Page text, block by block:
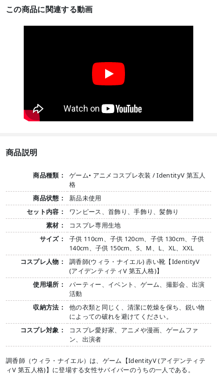
この商品に関連する動画
商品説明
商品種類：
ゲーム• アニメコスプレ衣装 / IdentityV 第五人
格
商品状態：
新品未使用
セット内容：
ワンピース、首飾り、手飾り、髪飾り
素材：
コスプレ専用生地
サイズ：
子供 110cm、子供 120cm、子供 130cm、子供
140cm、子供 150cm、S、M、L、XL、XXL
コスプレ人物：
調香師(ウィラ・ナイエル) 赤い靴【IdentityV
(アイデンティティV 第五人格)】
使用場所：
パーティー、イベント、ゲーム、撮影会、出演
活動
収納方法：
他の衣類と同じく、清潔に乾燥を保ち、鋭い物
によっての破れを避けてください。
コスプレ対象：
コスプレ愛好家、アニメや漫画、ゲームファ
ン、出演者
調香師（ウィラ・ナイエル）は、ゲーム【IdentityV (アイデンティテ
ィV 第五人格)】に登場する女性サバイバーのうちの一人である。